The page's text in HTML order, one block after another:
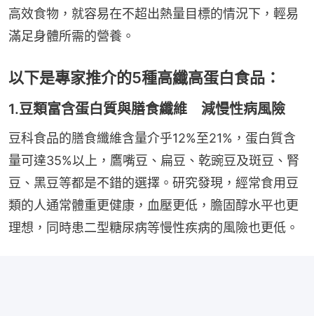
高效食物，就容易在不超出熱量目標的情況下，輕易
滿足身體所需的營養。
以下是專家推介的5種高纖高蛋白食品：
1.豆類富含蛋白質與膳食纖維 減慢性病風險
豆科食品的膳食纖維含量介乎12%至21%，蛋白質含
量可達35%以上，鷹嘴豆、扁豆、乾豌豆及斑豆、腎
豆、黑豆等都是不錯的選擇。研究發現，經常食用豆
類的人通常體重更健康，血壓更低，膽固醇水平也更
理想，同時患二型糖尿病等慢性疾病的風險也更低。